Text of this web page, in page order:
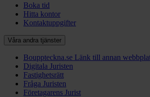
Boka tid
Hitta kontor
Kontaktuppgifter
Våra andra tjänster
Bouppteckna.se Länk till annan
Digitala Juristen
Fastighetsrätt
Fråga Juristen
Företagarens Jurist